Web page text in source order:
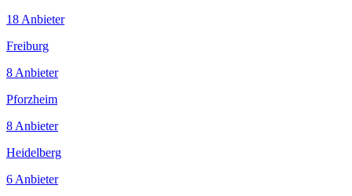
18 Anbieter
Freiburg
8 Anbieter
Pforzheim
8 Anbieter
Heidelberg
6 Anbieter